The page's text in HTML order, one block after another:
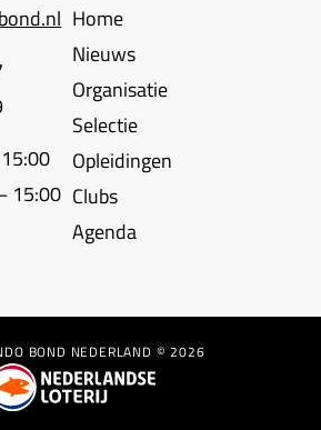
15:00
Home
Nieuws
Organisatie
Selectie
Opleidingen
Clubs
Agenda
BOND NEDERLAND © 2026